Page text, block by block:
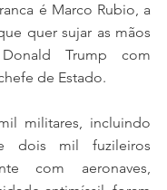
é Marco Rubio, a
quer sujar as mãos
Trump com
de Estado.
militares, incluindo
dois mil fuzileiros
com aeronaves,